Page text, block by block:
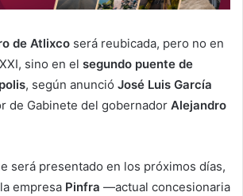
de Atlixco será reubicada, pero no en
sino en el segundo puente de
, según anunció José Luis García
de Gabinete del gobernador Alejandro
será presentado en los próximos días,
empresa Pinfra —actual concesionaria